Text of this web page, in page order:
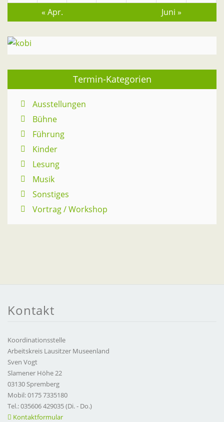
« Apr.
Juni »
Termin-Kategorien
Ausstellungen
Bühne
Führung
Kinder
Lesung
Musik
Sonstiges
Vortrag / Workshop
Kontakt
Koordinationsstelle
Arbeitskreis Lausitzer Museenland
Sven Vogt
Slamener Höhe 22
03130 Spremberg
Mobil: 0175 7335180
Tel.: 035606 429035 (Di. - Do.)
Kontaktformular